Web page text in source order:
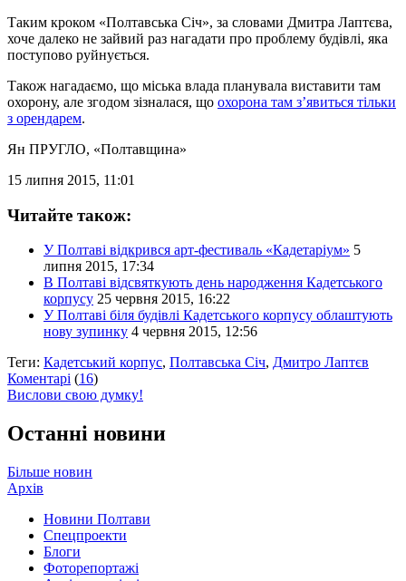
Таким кроком «Полтавська Січ», за словами Дмитра Лаптєва,
хоче далеко не зайвий раз нагадати про проблему будівлі, яка
поступово руйнується.
Також нагадаємо, що міська влада планувала виставити там
охорону, але згодом зізналася, що охорона там з’явиться тільки
з орендарем.
Ян ПРУГЛО, «Полтавщина»
15 липня 2015, 11:01
Читайте також:
У Полтаві відкрився арт-фестиваль «Кадетаріум» 5
липня 2015, 17:34
В Полтаві відсвяткують день народження Кадетського
корпусу 25 червня 2015, 16:22
У Полтаві біля будівлі Кадетського корпусу облаштують
нову зупинку 4 червня 2015, 12:56
Теги: Кадетський корпус, Полтавська Січ, Дмитро Лаптєв
Коментарі (16)
Вислови свою думку!
Останні новини
Більше новин
Архів
Новини Полтави
Спецпроекти
Блоги
Фоторепортажі